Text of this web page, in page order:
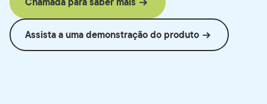
Assista a uma demonstração do produto